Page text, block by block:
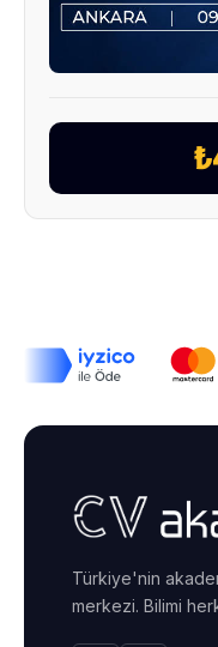
Türkiye'nin
merkezi. Bilimi